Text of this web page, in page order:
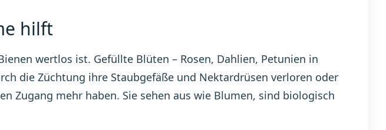
hilft
wertlos ist. Gefüllte Blüten – Rosen, Dahlien, Petunien in
die Züchtung ihre Staubgefäße und Nektardrüsen verloren oder
Zugang mehr haben. Sie sehen aus wie Blumen, sind biologisch